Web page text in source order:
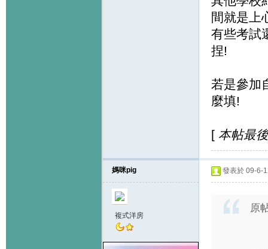
間就是上
有些考試
捏!
若是參加
麼填!
[ 本帖最
媽咪pig
複式洋房
發表於 09-6-
原